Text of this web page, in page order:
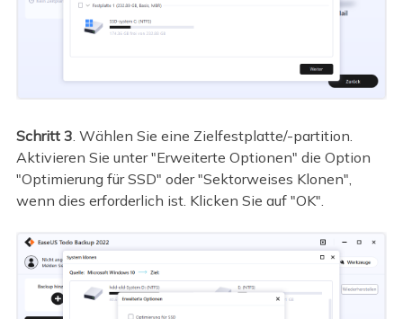
Schritt 3. Wählen Sie eine Zielfestplatte/-partition.
Aktivieren Sie unter "Erweiterte Optionen" die Option
"Optimierung für SSD" oder "Sektorweises Klonen",
wenn dies erforderlich ist. Klicken Sie auf "OK".